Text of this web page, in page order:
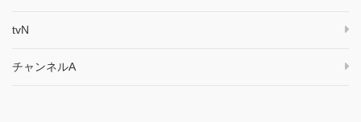
tvN
チャンネルA